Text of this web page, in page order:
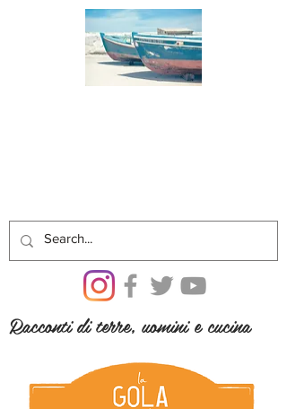
Racconti di terre, uomini e cucina